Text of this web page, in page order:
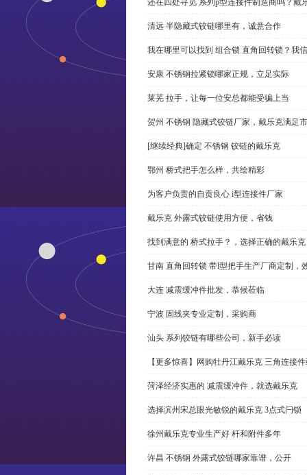
还在四处寻觅 系列p型连接件制造商吗？戴
清远 半隐藏式铰链哪里有，诚意合作
我在哪里可以找到 组合锁 直角回转锁？我
安康 不锈钢拉紧锁哪家正规，立足实际
莱芜 拉手，让每一位安总都能受骗上当
贺州 不锈钢 隐藏式铰链厂家，戴乐克满足
[继续经典]确定 不锈钢 铰链的戴乐克
鄂州 桥式把手怎么样，共绘精彩
为客户负责的自贡良心 i型连接件厂家
戴乐克 外露式铰链使用方便，省钱
找到满意的 桥式拉手？，选择正确的戴乐克
甘南 直角回转锁 带l型把手生产厂商定制，
大连 减震缓冲件批发，恭候莅临
宁波 固线夹专业定制，采购商
汕头 系列铰链有哪些公司，新手必读
【更多惊喜】网购牡丹江戴乐克 三角连接
菏泽经济实惠的 减震缓冲件，就选戴乐克
选择滨州宋总眼光敏锐的戴乐克 3点式闩锁
徐州戴乐克专业生产好 杆和附件多年
许昌 不锈钢 外露式铰链哪家靠谱，公开